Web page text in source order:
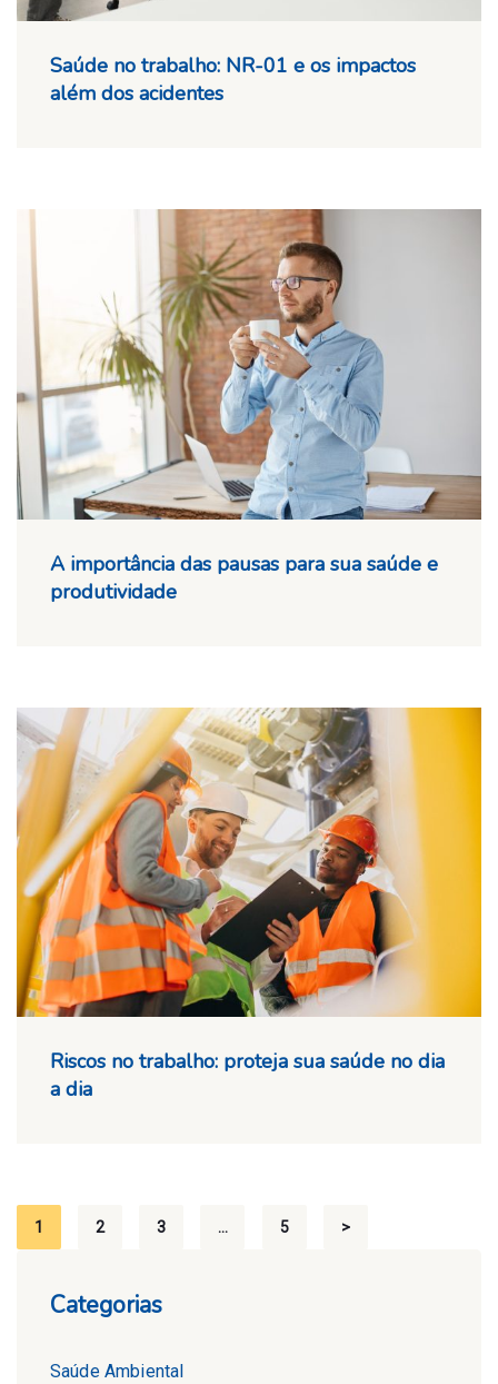
Saúde no trabalho: NR-01 e os impactos
além dos acidentes
A importância das pausas para sua saúde e
produtividade
Riscos no trabalho: proteja sua saúde no dia
a dia
Paginação
posts
1 2 3 … 5 >
Categorias
Saúde Ambiental